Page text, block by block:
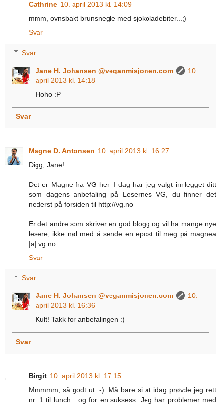
Cathrine 10. april 2013 kl. 14:09
mmm, ovnsbakt brunsnegle med sjokoladebiter...;)
Svar
Svar
Jane H. Johansen @veganmisjonen.com
10.
april 2013 kl. 14:18
Hoho :P
Svar
Magne D. Antonsen 10. april 2013 kl. 16:27
Digg, Jane!
Det er Magne fra VG her. I dag har jeg valgt innlegget ditt
som dagens anbefaling på Lesernes VG, du finner det
nederst på forsiden til http://vg.no
Er det andre som skriver en god blogg og vil ha mange nye
lesere, ikke nøl med å sende en epost til meg på magnea
|a| vg.no
Svar
Svar
Jane H. Johansen @veganmisjonen.com
10.
april 2013 kl. 16:36
Kult! Takk for anbefalingen :)
Svar
Birgit 10. april 2013 kl. 17:15
Mmmmm, så godt ut :-). Må bare si at idag prøvde jeg rett
nr. 1 til lunch....og for en suksess. Jeg har problemer med